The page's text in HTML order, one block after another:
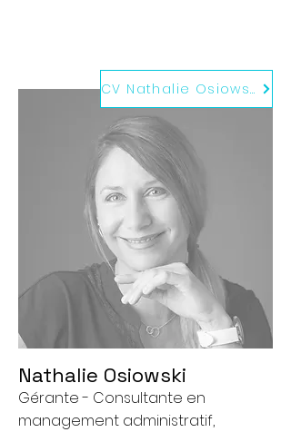
Nathalie Osiowski
Gérante - Consultante en
management administratif,
CV Nathalie Osiowski